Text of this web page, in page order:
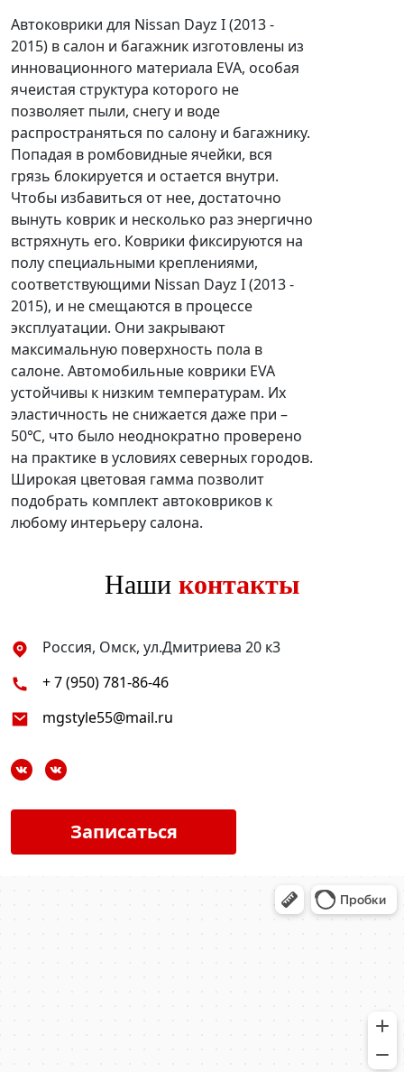
Автоковрики для Nissan Dayz I (2013 -
2015) в салон и багажник изготовлены из
инновационного материала EVA, особая
ячеистая структура которого не
позволяет пыли, снегу и воде
распространяться по салону и багажнику.
Попадая в ромбовидные ячейки, вся
грязь блокируется и остается внутри.
Чтобы избавиться от нее, достаточно
вынуть коврик и несколько раз энергично
встряхнуть его. Коврики фиксируются на
полу специальными креплениями,
соответствующими Nissan Dayz I (2013 -
2015), и не смещаются в процессе
эксплуатации. Они закрывают
максимальную поверхность пола в
салоне. Автомобильные коврики EVA
устойчивы к низким температурам. Их
эластичность не снижается даже при –
50℃, что было неоднократно проверено
на практике в условиях северных городов.
Широкая цветовая гамма позволит
подобрать комплект автоковриков к
любому интерьеру салона.
Наши контакты
Россия, Омск, ул.Дмитриева 20 к3
+ 7 (950) 781-86-46
mgstyle55@mail.ru
Записаться